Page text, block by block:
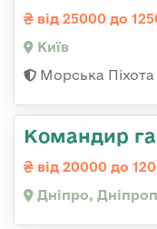
від 25000 до
Київ
Морська
Командир
від 20000 до
Дніпро,